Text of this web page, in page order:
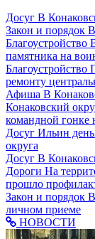
Досуг В
Закон и порядок
Благоустройство
памятника на
Благоустройство
ремонту
Афиша В
Конаковский
командной гонке
Досуг Ильин
округа
Досуг В
Дороги На
прошло
Закон и порядок
личном приеме
НОВОСТИ